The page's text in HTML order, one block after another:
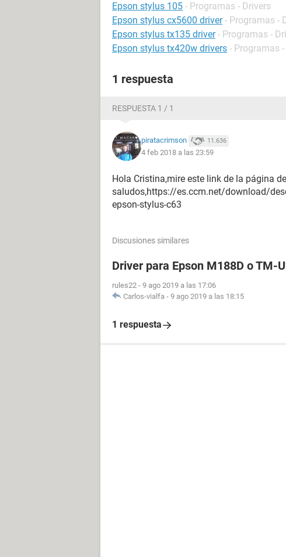
Epson stylus 105 - Programas - Drivers
Epson stylus cx5600 driver - Programas -
Epson stylus tx135 driver - Programas -
Epson stylus tx420w drivers - Programas
1 respuesta
RESPUESTA 1 / 1
piratacrimson 11.636
4 feb 2018 a las 23:59
Hola Cristina,mire este link de la página
saludos,https://es.ccm.net/download/
epson-stylus-c63
Discusiones similares
Driver para Epson M188D o TM-
rules22 - 9 ago 2019 a las 17:06
Carlos-vialfa - 9 ago 2019 a las 18:15
1 respuesta